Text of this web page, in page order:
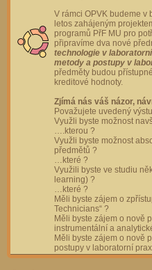
V rámci OPVK budeme v
letos zahájeným
programů PřF MU pro
připravíme dva nové
technologie v
metody a postupy v
předměty budou
kreditové hodnoty.
Zjímá nás váš názor,
Považujete uvedený
Využli byste možnost
….kterou ?
Využli byste možnost
předmětů ?
…které ?
Využili byste ve studiu
learning) ?
…které ?
Měli byste zájem o
Technicians“ ?
Měli byste zájem o nově
instrumentální a
Měli byste zájem o nově
postupy v laboratorní